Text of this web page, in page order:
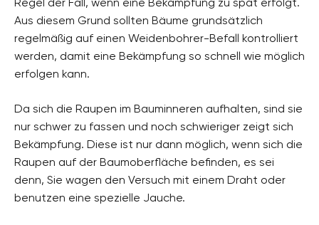
Regel der Fall, wenn eine Bekämpfung zu spät erfolgt.
Aus diesem Grund sollten Bäume grundsätzlich
regelmäßig auf einen Weidenbohrer-Befall kontrolliert
werden, damit eine Bekämpfung so schnell wie möglich
erfolgen kann.
Da sich die Raupen im Bauminneren aufhalten, sind sie
nur schwer zu fassen und noch schwieriger zeigt sich
Bekämpfung. Diese ist nur dann möglich, wenn sich die
Raupen auf der Baumoberfläche befinden, es sei
denn, Sie wagen den Versuch mit einem Draht oder
benutzen eine spezielle Jauche.